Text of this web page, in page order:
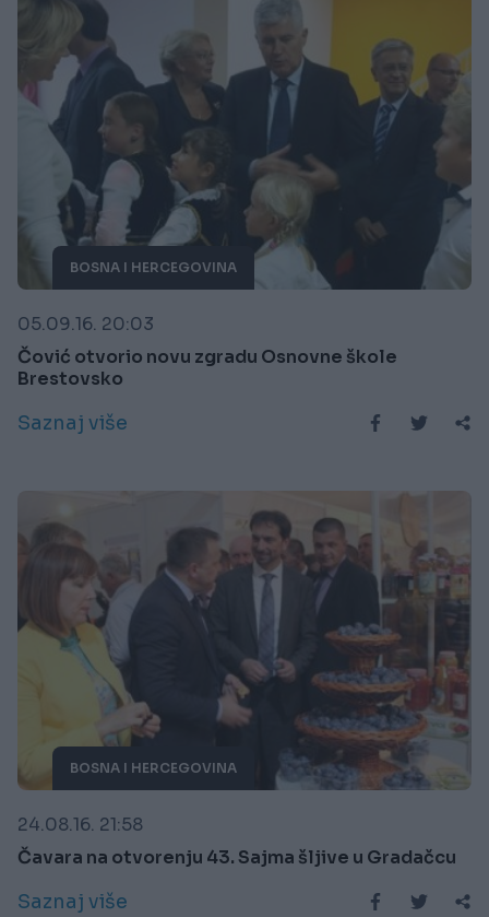
BOSNA I HERCEGOVINA
05.09.16. 20:03
Čović otvorio novu zgradu Osnovne škole
Brestovsko
Saznaj više
BOSNA I HERCEGOVINA
24.08.16. 21:58
Čavara na otvorenju 43. Sajma šljive u Gradačcu
Saznaj više